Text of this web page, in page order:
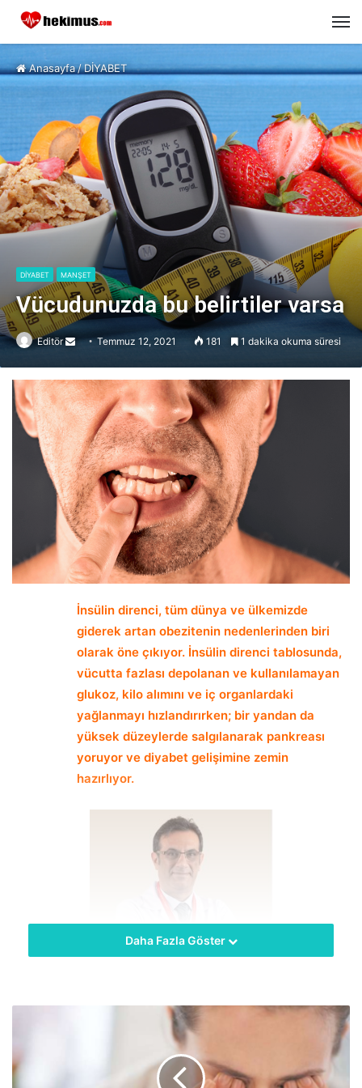
Anasayfa/DİYABET
DİYABET MANŞET
Vücudunuzda bu belirtiler varsa
Editör
Send
email
Temmuz 12, 2021 181 1 dakika okuma süresi
İnsülin direnci, tüm dünya ve ülkemizde
giderek artan obezitenin nedenlerinden biri
olarak öne çıkıyor. İnsülin direnci tablosunda,
vücutta fazlası depolanan ve kullanılamayan
glukoz, kilo alımını ve iç organlardaki
yağlanmayı hızlandırırken; bir yandan da
yüksek düzeylerde salgılanarak pankreası
yoruyor ve diyabet gelişimine zemin
hazırlıyor.
hekimus + Günlük yaşamda kişinin yaşadığı belirtilere
dikkat etmesi, insülin direncinin fark edilmesinde büyük
önem taşıyor. İnsülin direnci tedavisinde ilk adım olarak,
Daha Fazla Göster